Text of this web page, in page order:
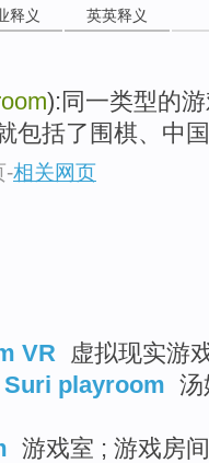
释义 英英释义
):同一类型的
包括了围棋、中
-相关网页
VR
虚拟现实游
playroom 汤
游戏室 ; 游戏房